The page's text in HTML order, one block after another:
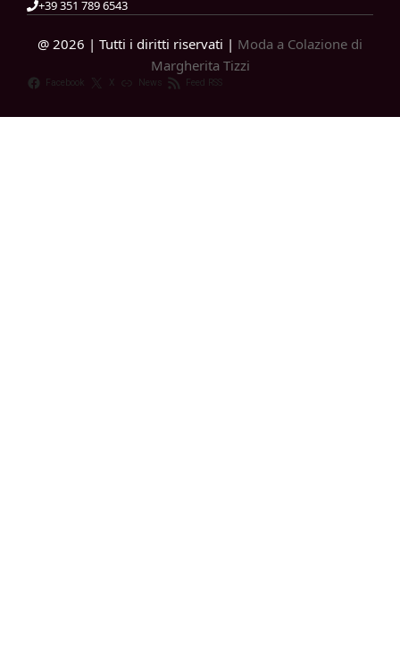
+39 351 789 6543
@ 2026 | Tutti i diritti riservati | Moda a Colazione di
Margherita Tizzi
Facebook X News Feed RSS